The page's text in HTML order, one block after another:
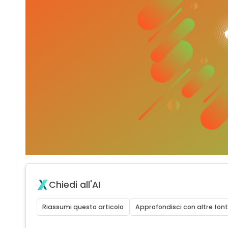
Chiedi all'AI
Riassumi questo articolo Approfondisci con altre